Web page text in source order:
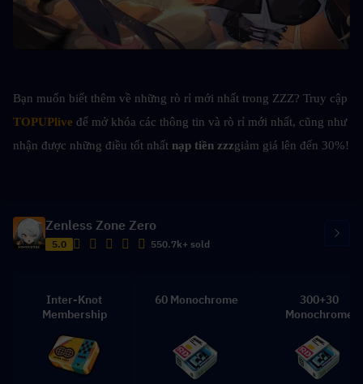
Bạn muốn biết thêm về những rò rỉ mới nhất trong ZZZ? Truy cập
TOPUPlive để mở khóa các thông tin và rò rỉ mới nhất, cũng như
nhận được những điều tốt nhất nạp tiền zzzgiảm giá lên đến 30%!
Zenless Zone Zero
5.0 550.7k+ sold
Inter-Knot
Membership
60 Monochrome
300+30
Monochrome